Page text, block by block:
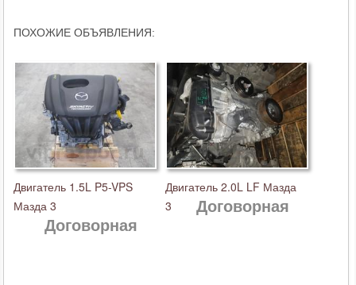
ПОХОЖИЕ ОБЪЯВЛЕНИЯ:
Двигатель 1.5L P5-VPS
Мазда 3
Договорная
Двигатель 2.0L LF Мазда
3
Договорная